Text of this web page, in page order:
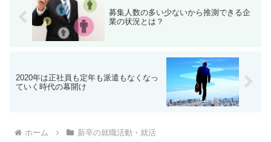
募集人数の多い少ないから推測できる企
業の状況とは？
2020年は正社員も定年も派遣もなくなっ
ていく時代の幕開け
ホーム 新卒の就職活動・就活